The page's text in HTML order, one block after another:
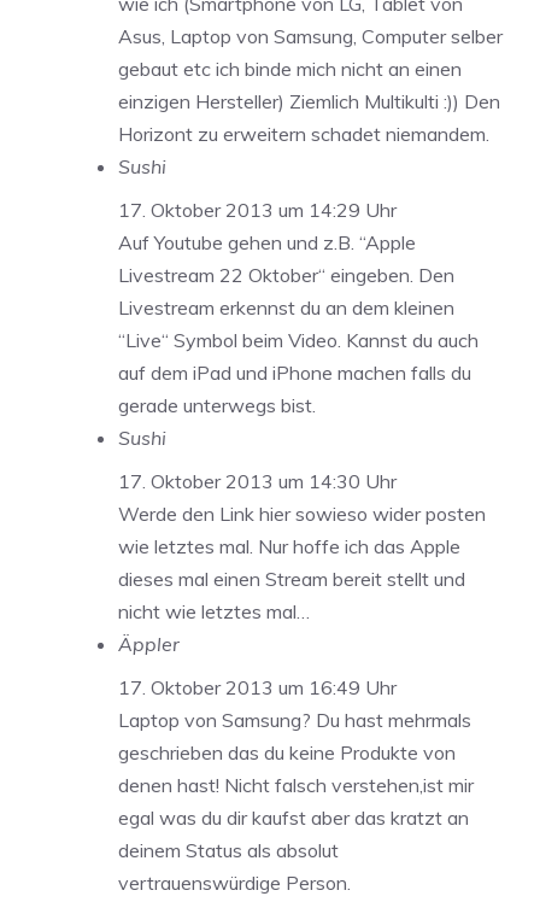
Asus, Laptop von Samsung, Computer selber
gebaut etc ich binde mich nicht an einen
einzigen Hersteller) Ziemlich Multikulti :)) Den
Horizont zu erweitern schadet niemandem.
Sushi
17. Oktober 2013 um 14:29 Uhr
Auf Youtube gehen und z.B. “Apple
Livestream 22 Oktober“ eingeben. Den
Livestream erkennst du an dem kleinen
“Live“ Symbol beim Video. Kannst du auch
auf dem iPad und iPhone machen falls du
gerade unterwegs bist.
Sushi
17. Oktober 2013 um 14:30 Uhr
Werde den Link hier sowieso wider posten
wie letztes mal. Nur hoffe ich das Apple
dieses mal einen Stream bereit stellt und
nicht wie letztes mal…
Äppler
17. Oktober 2013 um 16:49 Uhr
Laptop von Samsung? Du hast mehrmals
geschrieben das du keine Produkte von
denen hast! Nicht falsch verstehen,ist mir
egal was du dir kaufst aber das kratzt an
deinem Status als absolut
vertrauenswürdige Person.